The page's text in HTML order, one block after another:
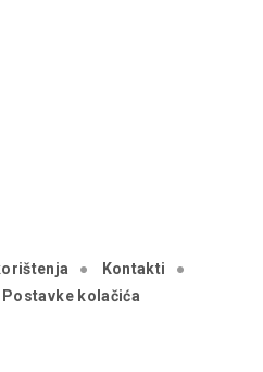
Kontakti
Postavke kolačića